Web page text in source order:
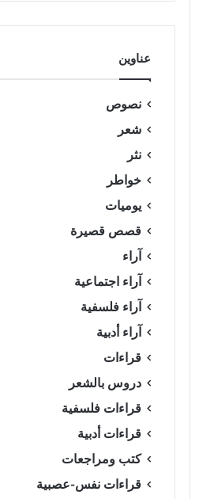
عناوين
نصوص
شعر
نثر
خواطر
يوميات
قصص قصيرة
آراء
آراء اجتماعية
آراء فلسفية
آراء أدبية
قراءات
دروس بالشعر
قراءات فلسفية
قراءات أدبية
كتب ومراجعات
قراءات نفس-عصبية